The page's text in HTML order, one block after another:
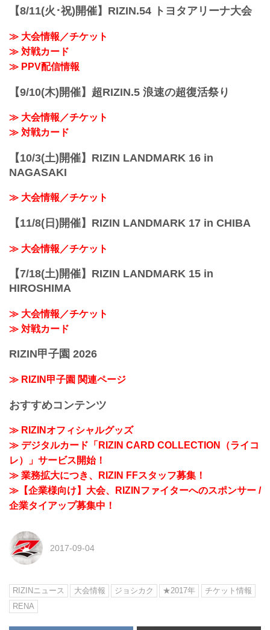
【8/11(火･祝)開催】RIZIN.54 トヨタアリーナ大会
≫ 大会情報／チケット
≫ 対戦カード
≫ PPV配信情報
【9/10(木)開催】超RIZIN.5 浪速の超復活祭り
≫ 大会情報／チケット
≫ 対戦カード
【10/3(土)開催】RIZIN LANDMARK 16 in
NAGASAKI
≫ 大会情報／チケット
【11/8(日)開催】RIZIN LANDMARK 17 in CHIBA
≫ 大会情報／チケット
【7/18(土)開催】RIZIN LANDMARK 15 in
HIROSHIMA
≫ 大会情報／チケット
≫ 対戦カード
RIZIN甲子園 2026
≫ RIZIN甲子園 関連ページ
おすすめコンテンツ
≫ RIZINオフィシャルグッズ
≫ デジタルカード「RIZIN CARD COLLECTION（ライコ
レ）」サービス開始！
≫ 業務拡大につき、RIZIN FFスタッフ募集！
≫【企業様向け】大会、RIZINファイターへのスポンサー /
企業タイアップ募集中！
2017-09-04
RIZINニュース 大会情報 ジョシカク ★2017年
チケット情報
RENA